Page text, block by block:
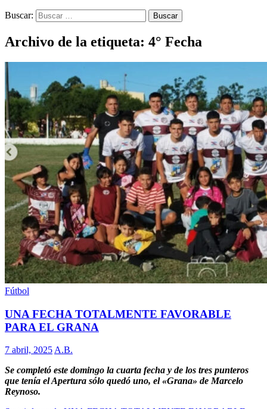
Buscar:
Archivo de la etiqueta: 4° Fecha
Fútbol
UNA FECHA TOTALMENTE FAVORABLE
PARA EL GRANA
7 abril, 2025 A.B.
Se completó este domingo la cuarta fecha y de los tres punteros
que tenía el Apertura sólo quedó uno, el «Grana» de Marcelo
Reynoso.